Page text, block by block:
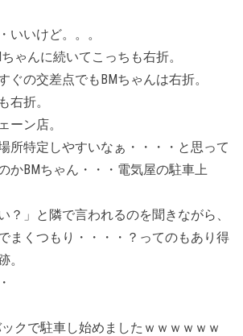
いいけど。。。
ゃんに続いてこっちも右折。
ぐの交差点でもBMちゃんは右折。
右折。
ーン店。
所特定しやすいなぁ・・・・と思って
かBMちゃん・・・電気屋の駐車上
？」と隣で言われるのを聞きながら、
まくつもり・・・・？ってのもあり得
。
クで駐車し始めましたｗｗｗｗｗｗ